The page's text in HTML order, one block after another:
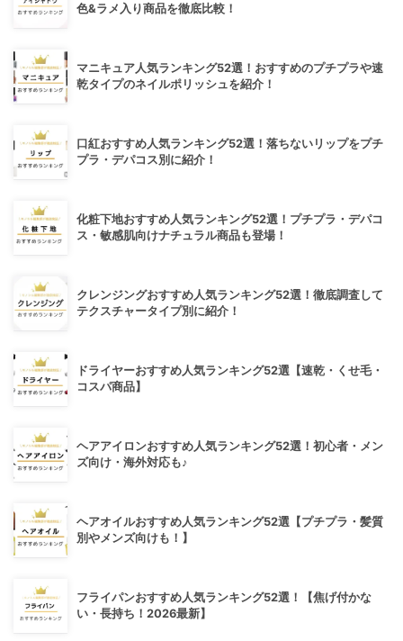
色&ラメ入り商品を徹底比較！
マニキュア人気ランキング52選！おすすめのプチプラや速
乾タイプのネイルポリッシュを紹介！
口紅おすすめ人気ランキング52選！落ちないリップをプチ
プラ・デパコス別に紹介！
化粧下地おすすめ人気ランキング52選！プチプラ・デパコ
ス・敏感肌向けナチュラル商品も登場！
クレンジングおすすめ人気ランキング52選！徹底調査して
テクスチャータイプ別に紹介！
ドライヤーおすすめ人気ランキング52選【速乾・くせ毛・
コスパ商品】
ヘアアイロンおすすめ人気ランキング52選！初心者・メン
ズ向け・海外対応も♪
ヘアオイルおすすめ人気ランキング52選【プチプラ・髪質
別やメンズ向けも！】
フライパンおすすめ人気ランキング52選！【焦げ付かな
い・長持ち！2026最新】